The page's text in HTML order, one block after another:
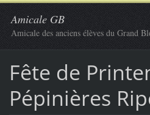
Amicale GB
Amicale des anciens élèves du Grand
Fête de
Pépinières